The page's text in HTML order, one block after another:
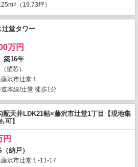
2 （19.73坪）
辻堂タワー
万円
16年
（壁芯）
沢市辻堂１
道本線/辻堂 徒歩1分
配天井LDK21帖×藤沢市辻堂1丁目【現地集
可】
円
納戸）
沢市辻堂１-11-17